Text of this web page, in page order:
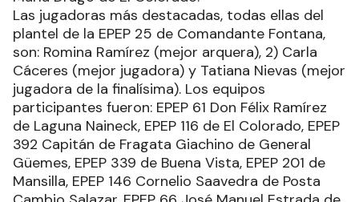
Las jugadoras más destacadas, todas ellas del
plantel de la EPEP 25 de Comandante Fontana,
son: Romina Ramírez (mejor arquera), 2) Carla
Cáceres (mejor jugadora) y Tatiana Nievas (mejor
jugadora de la finalísima). Los equipos
participantes fueron: EPEP 61 Don Félix Ramírez
de Laguna Naineck, EPEP 116 de El Colorado, EPEP
392 Capitán de Fragata Giachino de General
Güemes, EPEP 339 de Buena Vista, EPEP 201 de
Mansilla, EPEP 146 Cornelio Saavedra de Posta